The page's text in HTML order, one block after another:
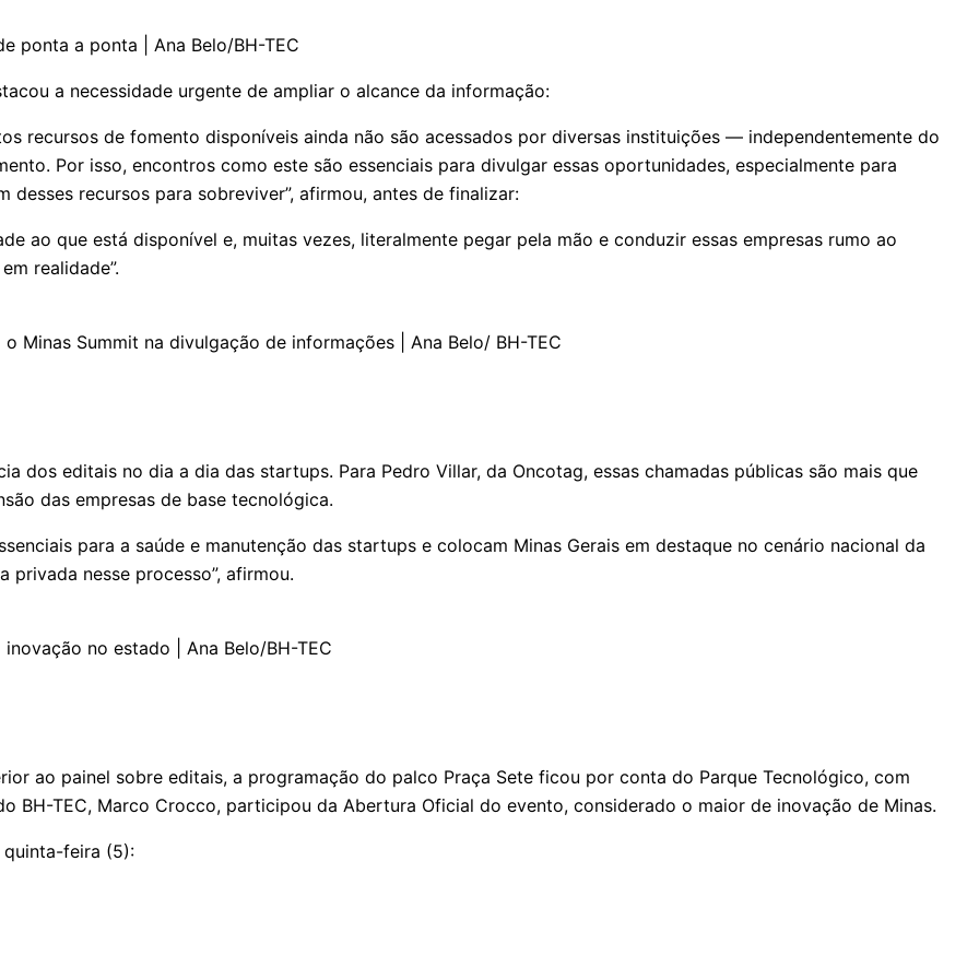
ponta a ponta | Ana Belo/BH-TEC
a necessidade urgente de ampliar o alcance da informação:
recursos de fomento disponíveis ainda não são acessados por diversas instituições — independentemente do
Por isso, encontros como este são essenciais para divulgar essas oportunidades, especialmente para
desses recursos para sobreviver”, afirmou, antes de finalizar:
ao que está disponível e, muitas vezes, literalmente pegar pela mão e conduzir essas empresas rumo ao
realidade”.
Minas Summit na divulgação de informações | Ana Belo/ BH-TEC
dos editais no dia a dia das startups. Para Pedro Villar, da Oncotag, essas chamadas públicas são mais que
das empresas de base tecnológica.
para a saúde e manutenção das startups e colocam Minas Gerais em destaque no cenário nacional da
nesse processo”, afirmou.
no estado | Ana Belo/BH-TEC
ao painel sobre editais, a programação do palco Praça Sete ficou por conta do Parque Tecnológico, com
BH-TEC, Marco Crocco, participou da Abertura Oficial do evento, considerado o maior de inovação de Minas.
feira (5):